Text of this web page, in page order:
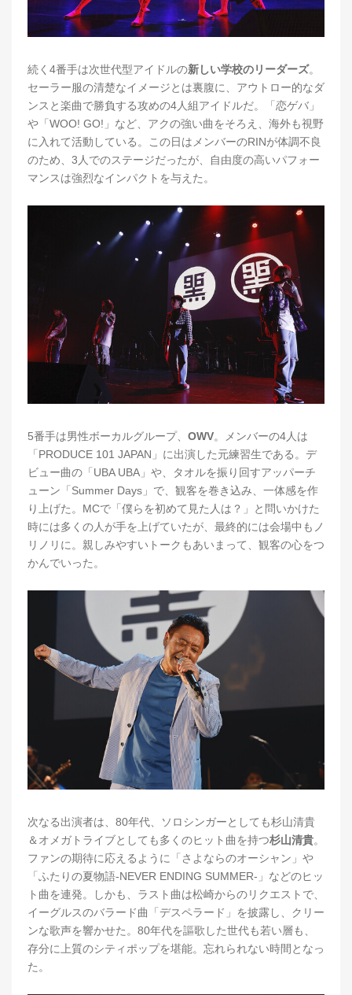
続く4番手は次世代型アイドルの新しい学校のリーダーズ。
セーラー服の清楚なイメージとは裏腹に、アウトロー的なダ
ンスと楽曲で勝負する攻めの4人組アイドルだ。「恋ゲバ」
や「WOO! GO!」など、アクの強い曲をそろえ、海外も視野
に入れて活動している。この日はメンバーのRINが体調不良
のため、3人でのステージだったが、自由度の高いパフォー
マンスは強烈なインパクトを与えた。
5番手は男性ボーカルグループ、 OWV。メンバーの4人は
「PRODUCE 101 JAPAN」に出演した元練習生である。デ
ビュー曲の「UBA UBA」や、タオルを振り回すアッパーチ
ューン「Summer Days」で、観客を巻き込み、一体感を作
り上げた。MCで「僕らを初めて見た人は？」と問いかけた
時には多くの人が手を上げていたが、最終的には会場中もノ
リノリに。親しみやすいトークもあいまって、観客の心をつ
かんでいった。
次なる出演者は、80年代、ソロシンガーとしても杉山清貴
＆オメガトライブとしても多くのヒット曲を持つ杉山清貴。
ファンの期待に応えるように「さよならのオーシャン」や
「ふたりの夏物語-NEVER ENDING SUMMER-」などのヒッ
ト曲を連発。しかも、ラスト曲は松崎からのリクエストで、
イーグルスのバラード曲「デスペラード」を披露し、クリー
ンな歌声を響かせた。80年代を謳歌した世代も若い層も、
存分に上質のシティポップを堪能。忘れられない時間となっ
た。